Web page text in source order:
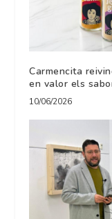
Carmencita
en valor els
10/06/2026